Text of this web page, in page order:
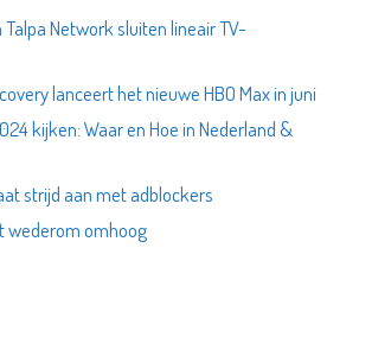
Talpa Network sluiten lineair TV-
lanceert het nieuwe HBO Max in juni
kijken: Waar en Hoe in Nederland &
strijd aan met adblockers
wederom omhoog